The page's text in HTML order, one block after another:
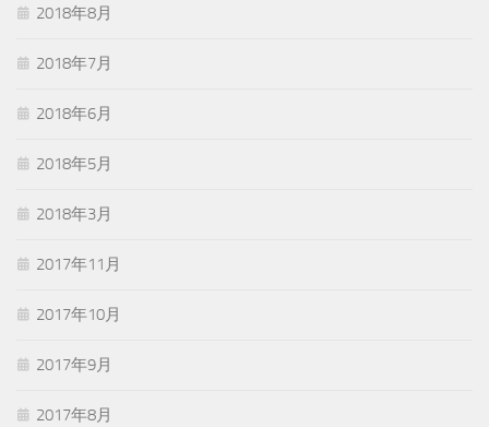
2018年8月
2018年7月
2018年6月
2018年5月
2018年3月
2017年11月
2017年10月
2017年9月
2017年8月